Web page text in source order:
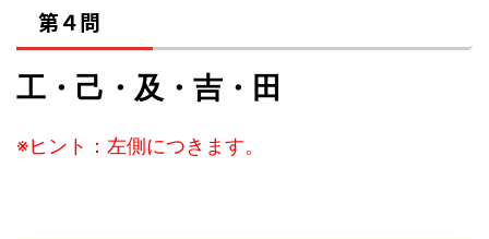
第４問
工・己・及・吉・田
※ヒント：左側につきます。